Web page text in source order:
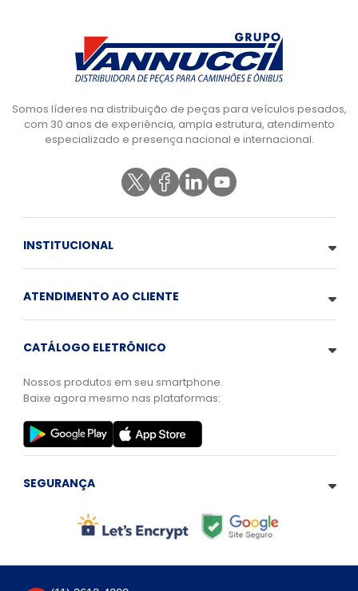
Somos líderes na distribuição de peças para veículos pesados,
com 30 anos de experiência, ampla estrutura, atendimento
especializado e presença nacional e internacional.
INSTITUCIONAL
ATENDIMENTO AO CLIENTE
CATÁLOGO ELETRÔNICO
Nossos produtos em seu smartphone.
Baixe agora mesmo nas plataformas:
SEGURANÇA